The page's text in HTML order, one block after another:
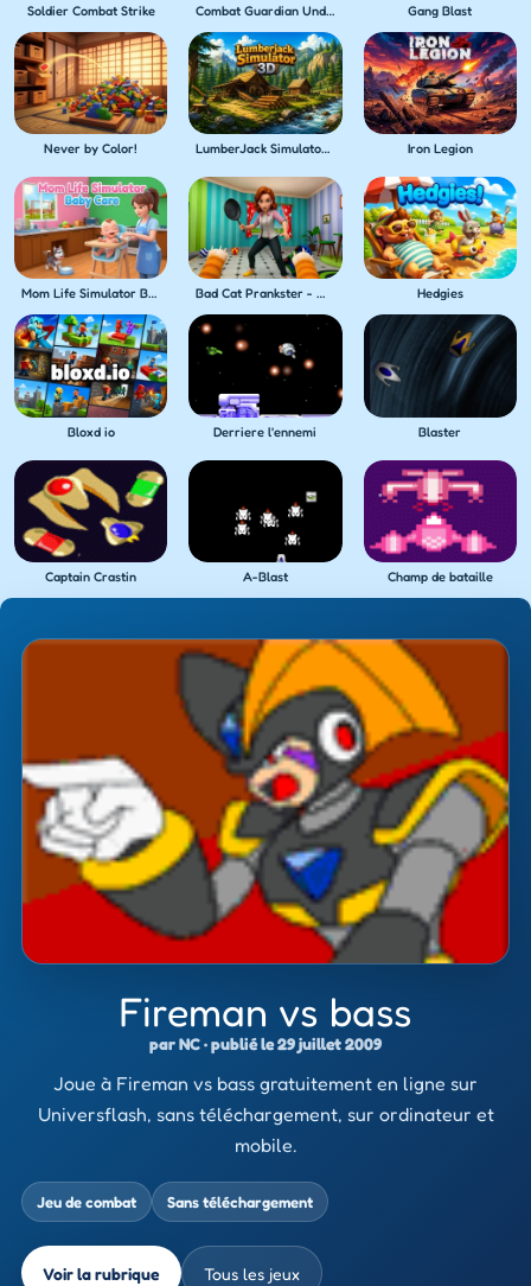
Fireman vs bass
par NC · publié le 29 juillet 2009
Joue à Fireman vs bass gratuitement en ligne sur
Universflash, sans téléchargement, sur ordinateur et
mobile.
Jeu de combat Sans téléchargement
Voir la rubrique Tous les jeux
Soldier Combat Strike Combat Guardian Under Attack Gang Blast
Never by Color! LumberJack Simulator 3D Iron Legion
Mom Life Simulator Baby Care Bad Cat Prankster - Mom's Return Hedgies
Bloxd io Derriere l'ennemi Blaster
Captain Crastin A-Blast Champ de bataille